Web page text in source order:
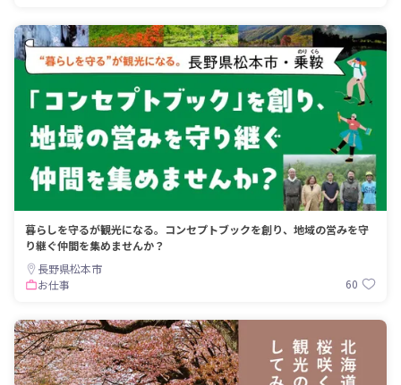
暮らしを守るが観光になる。コンセプトブックを創り、地域の営みを守
り継ぐ仲間を集めませんか？
長野県松本市
お仕事
60